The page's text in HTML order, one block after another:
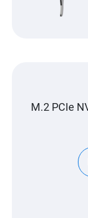
M.2 PCIe